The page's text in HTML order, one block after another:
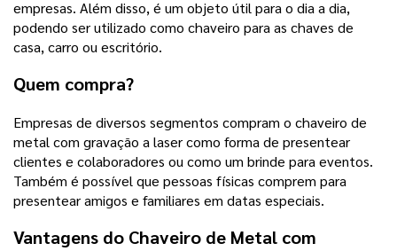
empresas. Além disso, é um objeto útil para o dia a dia,
podendo ser utilizado como chaveiro para as chaves de
casa, carro ou escritório.
Quem compra?
Empresas de diversos segmentos compram o chaveiro de
metal com gravação a laser como forma de presentear
clientes e colaboradores ou como um brinde para eventos.
Também é possível que pessoas físicas comprem para
presentear amigos e familiares em datas especiais.
Vantagens do Chaveiro de Metal com